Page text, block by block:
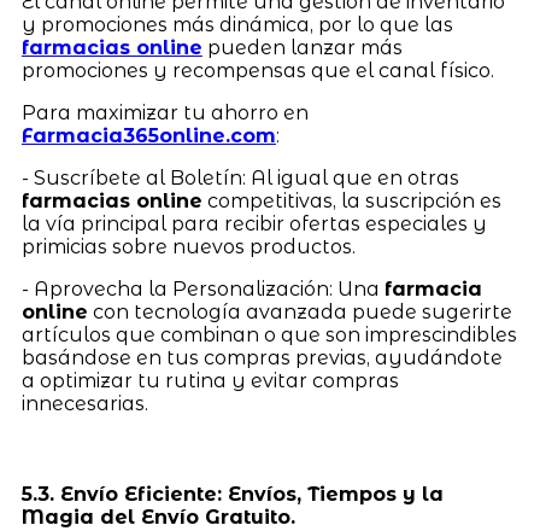
y promociones más dinámica, por lo que las
farmacias online pueden lanzar más
promociones y recompensas que el canal físico.
Para maximizar tu ahorro en
Farmacia365online.com:
- Suscríbete al Boletín: Al igual que en otras
farmacias online competitivas, la suscripción es
la vía principal para recibir ofertas especiales y
primicias sobre nuevos productos.
- Aprovecha la Personalización: Una farmacia
online con tecnología avanzada puede sugerirte
artículos que combinan o que son imprescindibles
basándose en tus compras previas, ayudándote
a optimizar tu rutina y evitar compras
innecesarias.
5.3. Envío Eficiente: Envíos, Tiempos y la
Magia del Envío Gratuito.